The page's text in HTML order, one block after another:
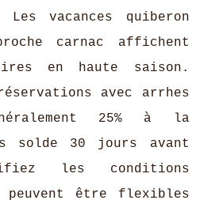
vacances quiberon
carnac affichent
en haute saison.
avec arrhes
25% à la
solde 30 jours avant
les conditions
peuvent être flexibles